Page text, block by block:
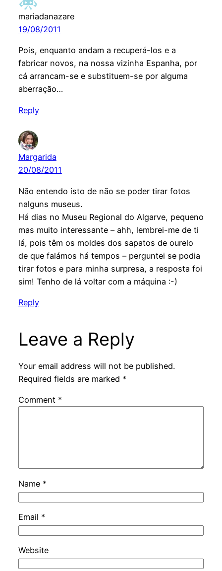
mariadanazare
19/08/2011
Pois, enquanto andam a recuperá-los e a
fabricar novos, na nossa vizinha Espanha, por
cá arrancam-se e substituem-se por alguma
aberração…
Reply
Margarida
20/08/2011
Não entendo isto de não se poder tirar fotos
nalguns museus.
Há dias no Museu Regional do Algarve, pequeno
mas muito interessante – ahh, lembrei-me de ti
lá, pois têm os moldes dos sapatos de ourelo
de que falámos há tempos – perguntei se podia
tirar fotos e para minha surpresa, a resposta foi
sim! Tenho de lá voltar com a máquina :-)
Reply
Leave a Reply
Your email address will not be published.
Required fields are marked *
Comment *
Name *
Email *
Website